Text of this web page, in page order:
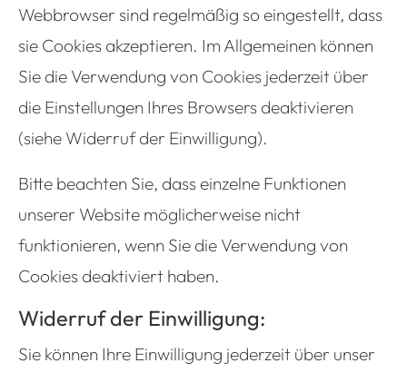
Webbrowser sind regelmäßig so eingestellt, dass
sie Cookies akzeptieren. Im Allgemeinen können
Sie die Verwendung von Cookies jederzeit über
die Einstellungen Ihres Browsers deaktivieren
(siehe Widerruf der Einwilligung).
Bitte beachten Sie, dass einzelne Funktionen
unserer Website möglicherweise nicht
funktionieren, wenn Sie die Verwendung von
Cookies deaktiviert haben.
Widerruf der Einwilligung:
Sie können Ihre Einwilligung jederzeit über unser